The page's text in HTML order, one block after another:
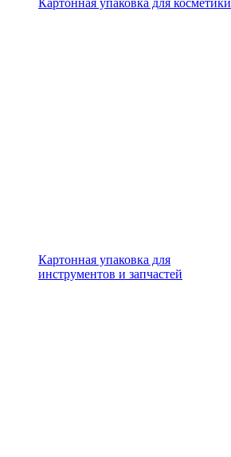
Картонная упаковка для
инструментов и запчастей